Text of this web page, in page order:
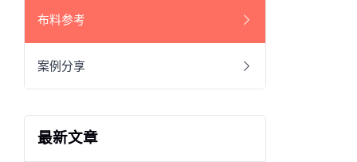
布料参考
案例分享
最新文章